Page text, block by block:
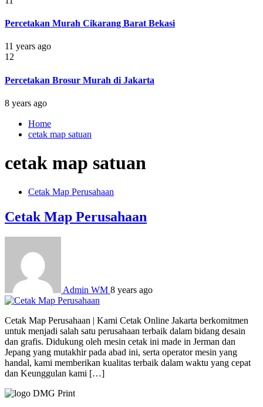
Percetakan Murah Cikarang Barat Bekasi
11 years ago
12
Percetakan Brosur Murah di Jakarta
8 years ago
Home
cetak map satuan
cetak map satuan
Cetak Map Perusahaan
Cetak Map Perusahaan
Admin WM 8 years ago
Cetak Map Perusahaan | Kami Cetak Online Jakarta berkomitmen
untuk menjadi salah satu perusahaan terbaik dalam bidang desain
dan grafis. Didukung oleh mesin cetak ini made in Jerman dan
Jepang yang mutakhir pada abad ini, serta operator mesin yang
handal, kami memberikan kualitas terbaik dalam waktu yang cepat
dan Keunggulan kami […]